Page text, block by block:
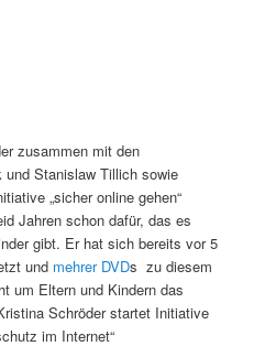
zusammen mit den
Stanislaw Tillich sowie
„sicher online gehen“
Jahren schon dafür, das es
gibt. Er hat sich bereits vor 5
und mehrer DVDs zu diesem
um Eltern und Kindern das
Schröder startet Initiative
im Internet“